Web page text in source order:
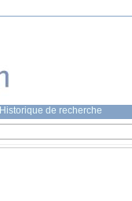
Historique de recherche